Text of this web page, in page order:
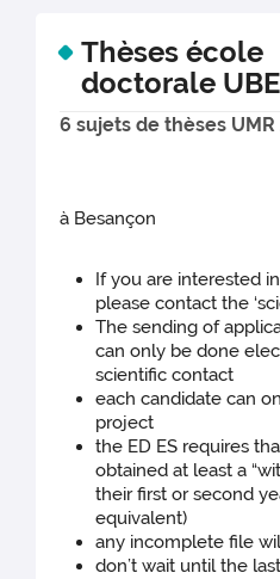
Thèses école
doctorale UBE
6 sujets de thèses UMR
à Besançon
If you are interested
please contact the
The sending of
can only be done
scientific contact
each candidate can
project
the ED ES requires
obtained at least a
their first or second
equivalent)
any incomplete file
don’t wait until the